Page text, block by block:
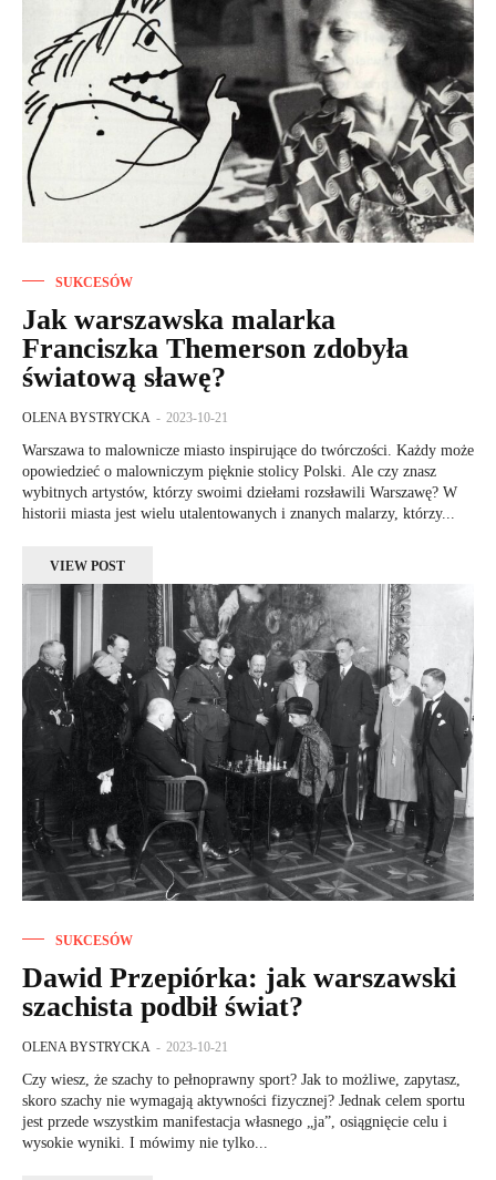
SUKCESÓW
Jak warszawska malarka
Franciszka Themerson zdobyła
światową sławę?
OLENA BYSTRYCKA - 2023-10-21
Warszawa to malownicze miasto inspirujące do twórczości. Każdy może
opowiedzieć o malowniczym pięknie stolicy Polski. Ale czy znasz
wybitnych artystów, którzy swoimi dziełami rozsławili Warszawę? W
historii miasta jest wielu utalentowanych i znanych malarzy, którzy...
VIEW POST
SUKCESÓW
Dawid Przepiórka: jak warszawski
szachista podbił świat?
OLENA BYSTRYCKA - 2023-10-21
Czy wiesz, że szachy to pełnoprawny sport? Jak to możliwe, zapytasz,
skoro szachy nie wymagają aktywności fizycznej? Jednak celem sportu
jest przede wszystkim manifestacja własnego „ja”, osiągnięcie celu i
wysokie wyniki. I mówimy nie tylko...